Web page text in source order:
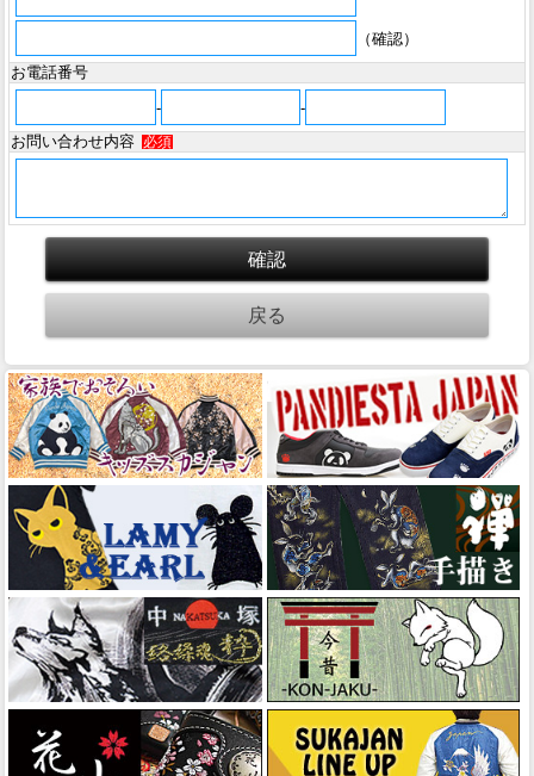
（確認）
お電話番号
-
-
お問い合わせ内容
必須